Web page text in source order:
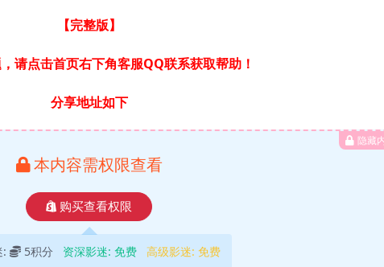
【完整版】
请点击首页右下角客服QQ联系获取帮助！
分享地址如下
隐藏
本内容需权限查看
购买查看权限
: 5积分 资深影迷: 免费 高级影迷: 免费